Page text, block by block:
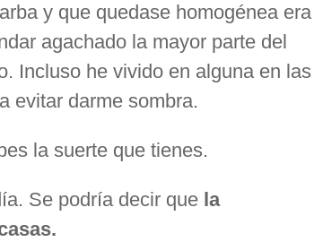
y que quedase homogénea era
agachado la mayor parte del
Incluso he vivido en alguna en las
evitar darme sombra.
la suerte que tienes.
Se podría decir que la